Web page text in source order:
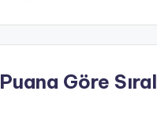
Puana Göre